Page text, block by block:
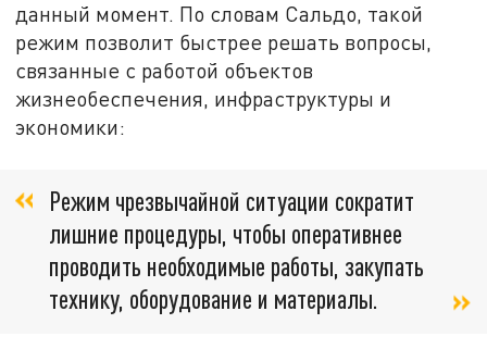
данный момент. По словам Сальдо, такой
режим позволит быстрее решать вопросы,
связанные с работой объектов
жизнеобеспечения, инфраструктуры и
экономики:
Режим чрезвычайной ситуации сократит
лишние процедуры, чтобы оперативнее
проводить необходимые работы, закупать
технику, оборудование и материалы.